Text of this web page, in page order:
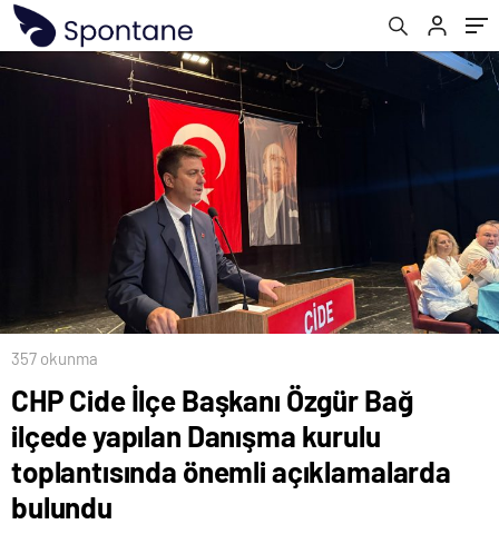
357 okunma
CHP Cide İlçe Başkanı Özgür Bağ
ilçede yapılan Danışma kurulu
toplantısında önemli açıklamalarda
bulundu